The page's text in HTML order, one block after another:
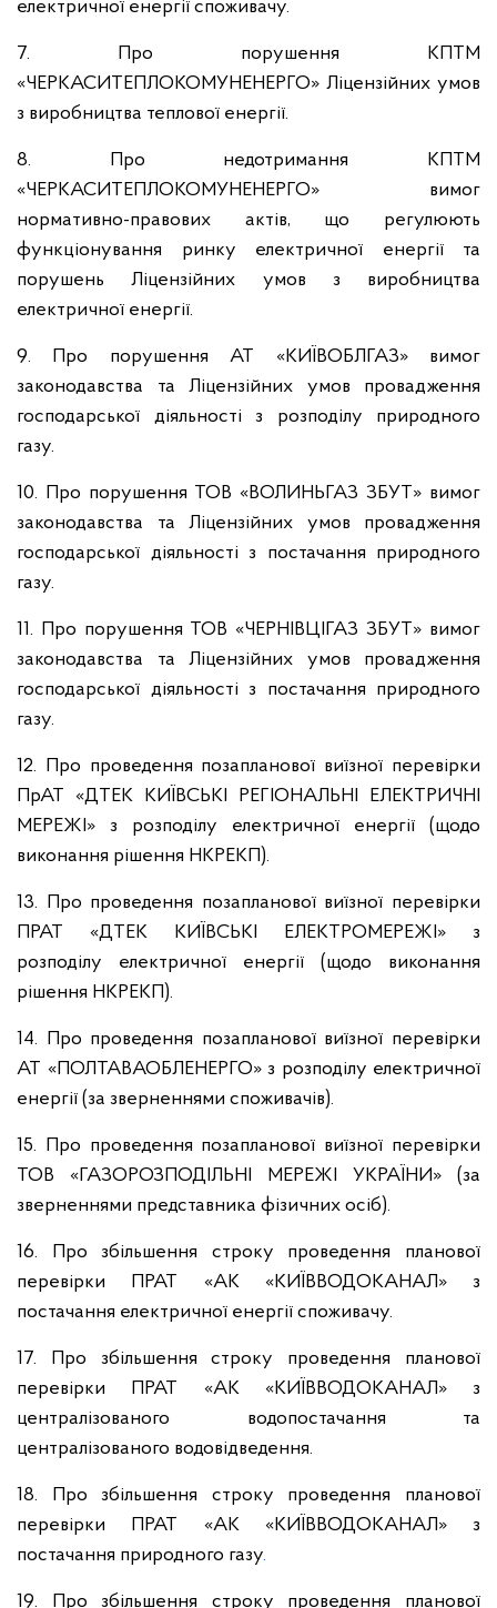
електричної енергії споживачу.
7. Про порушення КПТМ
«ЧЕРКАСИТЕПЛОКОМУНЕНЕРГО» Ліцензійних умов
з виробництва теплової енергії.
8. Про недотримання КПТМ
«ЧЕРКАСИТЕПЛОКОМУНЕНЕРГО» вимог
нормативно-правових актів, що регулюють
функціонування ринку електричної енергії та
порушень Ліцензійних умов з виробництва
електричної енергії.
9. Про порушення АТ «КИЇВОБЛГАЗ» вимог
законодавства та Ліцензійних умов провадження
господарської діяльності з розподілу природного
газу.
10. Про порушення ТОВ «ВОЛИНЬГАЗ ЗБУТ» вимог
законодавства та Ліцензійних умов провадження
господарської діяльності з постачання природного
газу.
11. Про порушення ТОВ «ЧЕРНІВЦІГАЗ ЗБУТ» вимог
законодавства та Ліцензійних умов провадження
господарської діяльності з постачання природного
газу.
12. Про проведення позапланової виїзної перевірки
ПрАТ «ДТЕК КИЇВСЬКІ РЕГІОНАЛЬНІ ЕЛЕКТРИЧНІ
МЕРЕЖІ» з розподілу електричної енергії (щодо
виконання рішення НКРЕКП).
13. Про проведення позапланової виїзної перевірки
ПРАТ «ДТЕК КИЇВСЬКІ ЕЛЕКТРОМЕРЕЖІ» з
розподілу електричної енергії (щодо виконання
рішення НКРЕКП).
14. Про проведення позапланової виїзної перевірки
АТ «ПОЛТАВАОБЛЕНЕРГО» з розподілу електричної
енергії (за зверненнями споживачів).
15. Про проведення позапланової виїзної перевірки
ТОВ «ГАЗОРОЗПОДІЛЬНІ МЕРЕЖІ УКРАЇНИ» (за
зверненнями представника фізичних осіб).
16. Про збільшення строку проведення планової
перевірки ПРАТ «АК «КИЇВВОДОКАНАЛ» з
постачання електричної енергії споживачу.
17. Про збільшення строку проведення планової
перевірки ПРАТ «АК «КИЇВВОДОКАНАЛ» з
централізованого водопостачання та
централізованого водовідведення.
18. Про збільшення строку проведення планової
перевірки ПРАТ «АК «КИЇВВОДОКАНАЛ» з
постачання природного газу.
19. Про збільшення строку проведення планової